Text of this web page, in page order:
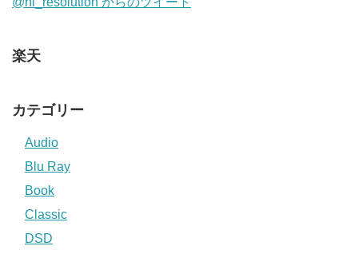
楽天
カテゴリー
Audio
Blu Ray
Book
Classic
DSD